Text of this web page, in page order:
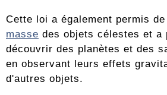
Cette loi a également permis
masse des objets célestes et a
découvrir des planètes et des
en observant leurs effets
d'autres objets.